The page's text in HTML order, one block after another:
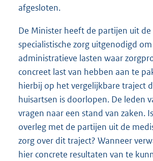
afgesloten.
De Minister heeft de partijen uit de
specialistische zorg uitgenodigd
administratieve lasten waar
concreet last van hebben aan te
hierbij op het vergelijkbare traject
huisartsen is doorlopen. De leden
vragen naar een stand van zaken.
overleg met de partijen uit de
zorg over dit traject? Wanneer
hier concrete resultaten van te